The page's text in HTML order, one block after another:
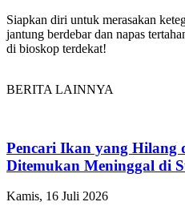
Siapkan diri untuk merasakan
jantung berdebar dan napas
di bioskop terdekat!
BERITA LAINNYA
Pencari Ikan yang Hilang
Ditemukan Meninggal di
Kamis, 16 Juli 2026